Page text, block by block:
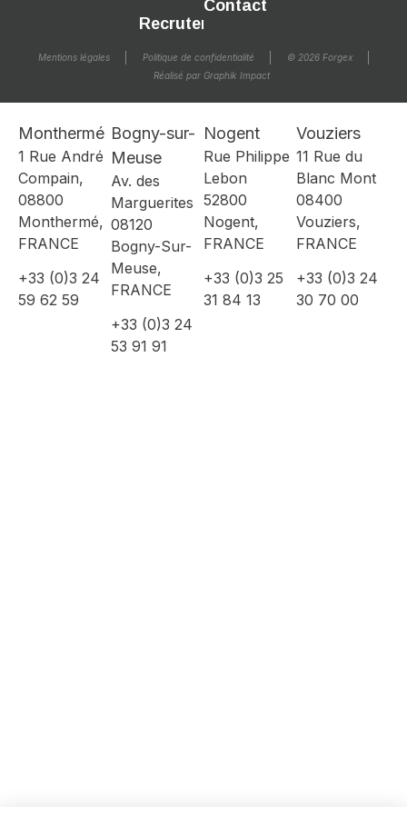
Recrutement
Contact
Mentions légales Politique de confidentialité
© 2026 Forgex
Réalisé par Graphik Impact
Monthermé
1 Rue André
Compain,
08800
Monthermé,
FRANCE
+33 (0)3 24
59 62 59
Bogny-sur-
Meuse
Av. des
Marguerites
08120
Bogny-Sur-
Meuse,
FRANCE
+33 (0)3 24
53 91 91
Nogent
Rue Philippe
Lebon
52800
Nogent,
FRANCE
+33 (0)3 25
31 84 13
Vouziers
11 Rue du
Blanc Mont
08400
Vouziers,
FRANCE
+33 (0)3 24
30 70 00